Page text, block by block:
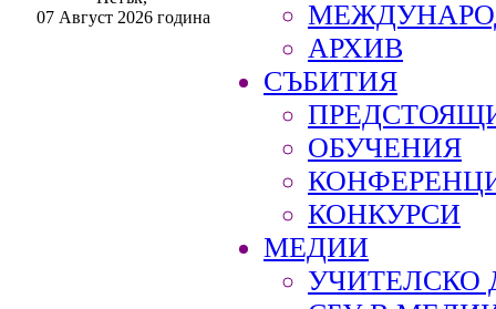
07 Август 2026 година
АРХИВ
СЪБИТИЯ
ОБУЧЕНИЯ
КОНКУРСИ
МЕДИИ
УЧИТЕЛСКО